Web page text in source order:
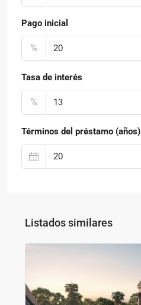
Pago inicial
%
Tasa de interés
%
Términos del préstamo (años)
Listados similares